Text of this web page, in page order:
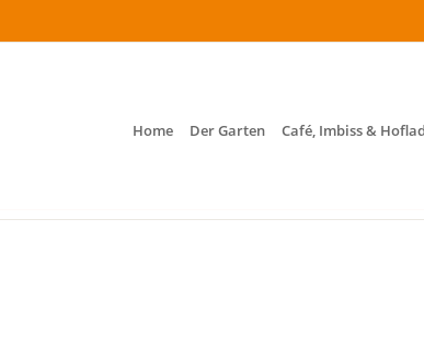
Home Der Garten Café, Imbiss &